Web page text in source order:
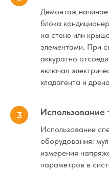
Демонтаж
блока
на стене или
элементами. При
аккуратно
включая
хладагента и
Использование
Использование
оборудования:
измерения
параметров в